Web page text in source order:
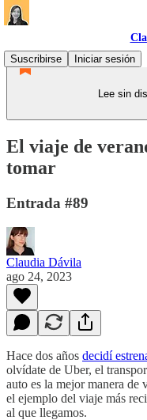
Suscribirse
Iniciar sesión
Lee sin
El viaje de
tomar
Entrada #89
Claudia Dávila
ago 24, 2023
Hace dos años decidí
olvídate de Uber, el
auto es la mejor manera
el ejemplo del viaje más
al que llegamos.